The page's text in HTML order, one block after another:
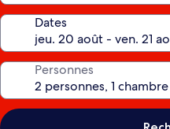
Dates
Personnes